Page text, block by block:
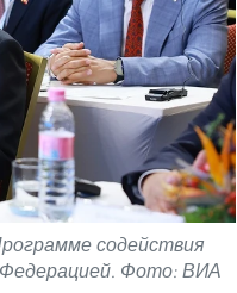
содействия
Фото: ВИА